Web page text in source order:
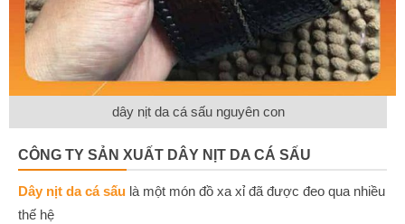
dây nịt da cá sấu nguyên con
CÔNG TY SẢN XUẤT DÂY NỊT DA CÁ SẤU
Dây nịt da cá sấu là một món đồ xa xỉ đã được đeo qua nhiều
thế hệ